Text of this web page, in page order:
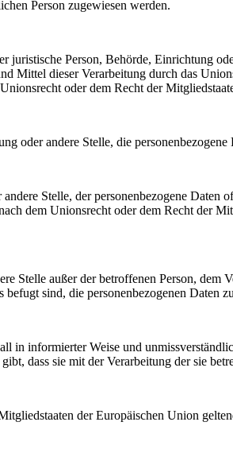
Person zugewiesen werden.
Person, Behörde, Einrichtung
Mittel dieser Verarbeitung durch das
oder dem Recht der
oder andere Stelle, die
Stelle, der personenbezogene
dem Unionsrecht oder dem Recht der
Stelle außer der betroffenen Person, dem
sind, die personenbezogenen Daten
informierter Weise und
dass sie mit der Verarbeitung der sie
der Europäischen Union